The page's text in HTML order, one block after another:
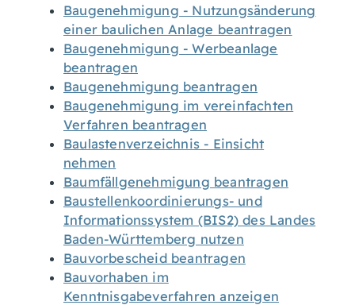
Baugenehmigung - Nutzungsänderung
einer baulichen Anlage beantragen
Baugenehmigung - Werbeanlage
beantragen
Baugenehmigung beantragen
Baugenehmigung im vereinfachten
Verfahren beantragen
Baulastenverzeichnis - Einsicht
nehmen
Baumfällgenehmigung beantragen
Baustellenkoordinierungs- und
Informationssystem (BIS2) des Landes
Baden-Württemberg nutzen
Bauvorbescheid beantragen
Bauvorhaben im
Kenntnisgabeverfahren anzeigen